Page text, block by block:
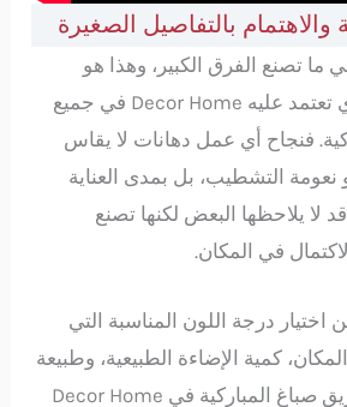
والاهتمام بالتفاصيل الصغيرة
ما تصنع الفرق الكبير، وهذا هو
المبدأ الأساسي الذي تعتمد عليه Decor Home في جميع
فنجاح أي عمل دهانات لا يقاس
التشطيب، بل بمدى العناية
لا يلاحظها البعض لكنها تصنع
في المكان.
اختيار درجة اللون المناسبة التي
كمية الإضاءة الطبيعية، وطبيعة
الأثاث الموجود. ففريق صباغ المباركية في Decor Home